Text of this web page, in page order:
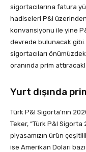
sigortacılarına fatura
hadiseleri P&I
konvansiyonu ile yine
devrede bulunacak gibi.
sigortacıları
oranında prim
Yurt dışında
Türk P&I Sigorta’nın
Teker, “Türk P&I
piyasamızın ürün
ise Amerikan Doları